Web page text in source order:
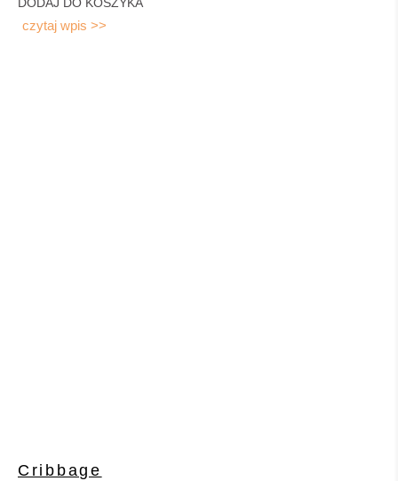
czytaj wpis >>
Cribbage